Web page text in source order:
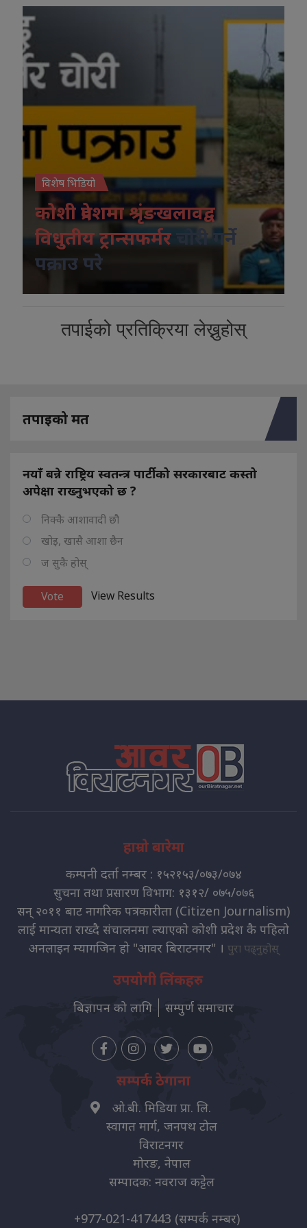
विशेष भिडियो
कोशी प्रदेशमा श्रृंङखलावद्व
विधुतीय ट्रान्सफर्मर
चोरी गर्ने
पक्राउ परे
तपाईको प्रतिक्रिया लेख्नुहोस्
तपाइको मत
नयाँ बन्ने राष्ट्रिय स्वतन्त्र पार्टीको सरकारबाट कस्तो
अपेक्षा राख्नुभएको छ ?
निक्कै आशावादी छौ
खोइ, खासै आशा छैन
ज सुकै होस्
View Results
हाम्रो बारेमा
कम्पनी दर्ता नम्बर : १५२१५३/०७३/०७४
सुचना तथा प्रसारण विभाग: १३१२/ ०७५/०७६
सन् २०११ बाट नागरिक पत्रकारीता (Citizen Journalism)
लाई मान्यता राख्दै संचालनमा ल्याएको कोशी प्रदेश कै पहिलो
अनलाइन म्यागजिन हो "आवर बिराटनगर" । पुरा पढ्नुहोस्
उपयोगी लिंकहरु
बिज्ञापन को लागि सम्पुर्ण समाचार
सम्पर्क ठेगाना
ओ.बी. मिडिया प्रा. लि.
स्वागत मार्ग, जनपथ टोल
विराटनगर
मोरङ, नेपाल
सम्पादक: नवराज कट्टेल
+977-021-417443 (सम्पर्क नम्बर)